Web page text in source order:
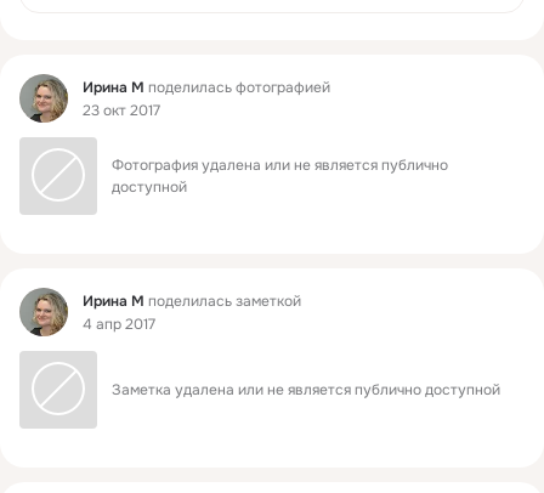
Фид Ирина М поделилась фотографией
23 окт 2017
Фотография удалена или не является публично
доступной
Фид Ирина М поделилась заметкой
4 апр 2017
Заметка удалена или не является публично доступной